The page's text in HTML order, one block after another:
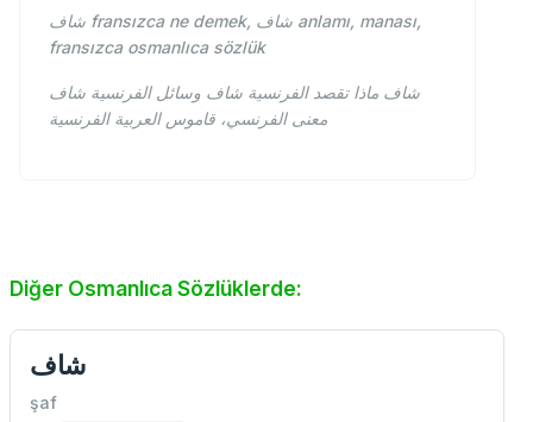
fransızca ne demek, شاف anlamı, manası,
fransızca osmanlıca sözlük
شاف ماذا تقصد الفرنسية شاف وسائل الفرنسية شاف
معنى الفرنسي، قاموس العربية الفرنسية
Diğer Osmanlıca Sözlüklerde:
شاف
şaf